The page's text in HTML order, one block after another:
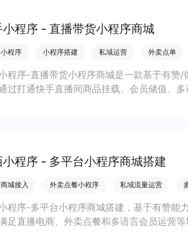
小程序 - 直播带货小程序商城
程序 小程序搭建 私域运营 外卖点单
程序-直播带货小程序商城是一款基于有赞
过打通快手直播间商品挂载、会员储值、
小程序 - 多平台小程序商城搭建
城接入 外卖点餐小程序 私域流量运营
程序-多平台小程序商城搭建，基于有赞能
足直播电商、外卖点餐和多语言会员运营